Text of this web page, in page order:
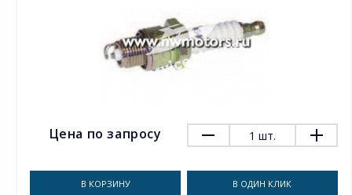
Цена по запросу 1 шт.
В КОРЗИНУ В ОДИН КЛИК